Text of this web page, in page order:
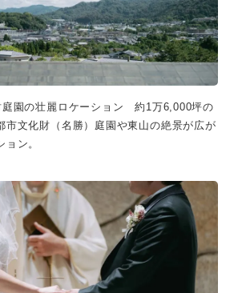
庭園の壮麗ロケーション 約1万6,000坪の
市文化財（名勝）庭園や東山の絶景が広が
ン。